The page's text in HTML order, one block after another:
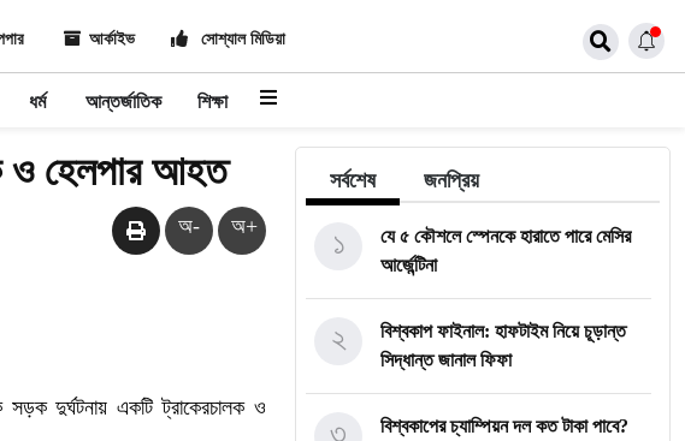
আর্কাইভ সোশ্যাল মিডিয়া
ধর্ম আন্তর্জাতিক শিক্ষা
ও হেলপার আহত
অ- অ+
সড়ক দুর্ঘটনায় একটি ট্রাকেরচালক ও
সর্বশেষ জনপ্রিয়
যে ৫ কৌশলে স্পেনকে হারাতে পারে মেসির
আর্জেন্টিনা
১
বিশ্বকাপ ফাইনাল: হাফটাইম নিয়ে চূড়ান্ত
সিদ্ধান্ত জানাল ফিফা
২
বিশ্বকাপের চ্যাম্পিয়ন দল কত টাকা পাবে?
৩